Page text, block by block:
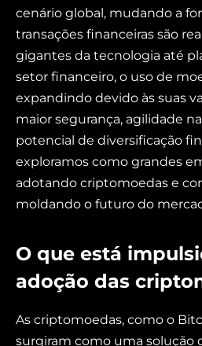
cenário global, mudando a
transações financeiras são
gigantes da tecnologia até
setor financeiro, o uso de
expandindo devido às suas
maior segurança, agilidade
potencial de diversificação
exploramos como grandes
adotando criptomoedas e
moldando o futuro do
O que está
adoção das
As criptomoedas, como o
surgiram como uma solução